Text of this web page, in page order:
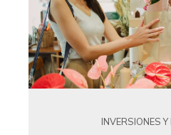
INVERSIONES